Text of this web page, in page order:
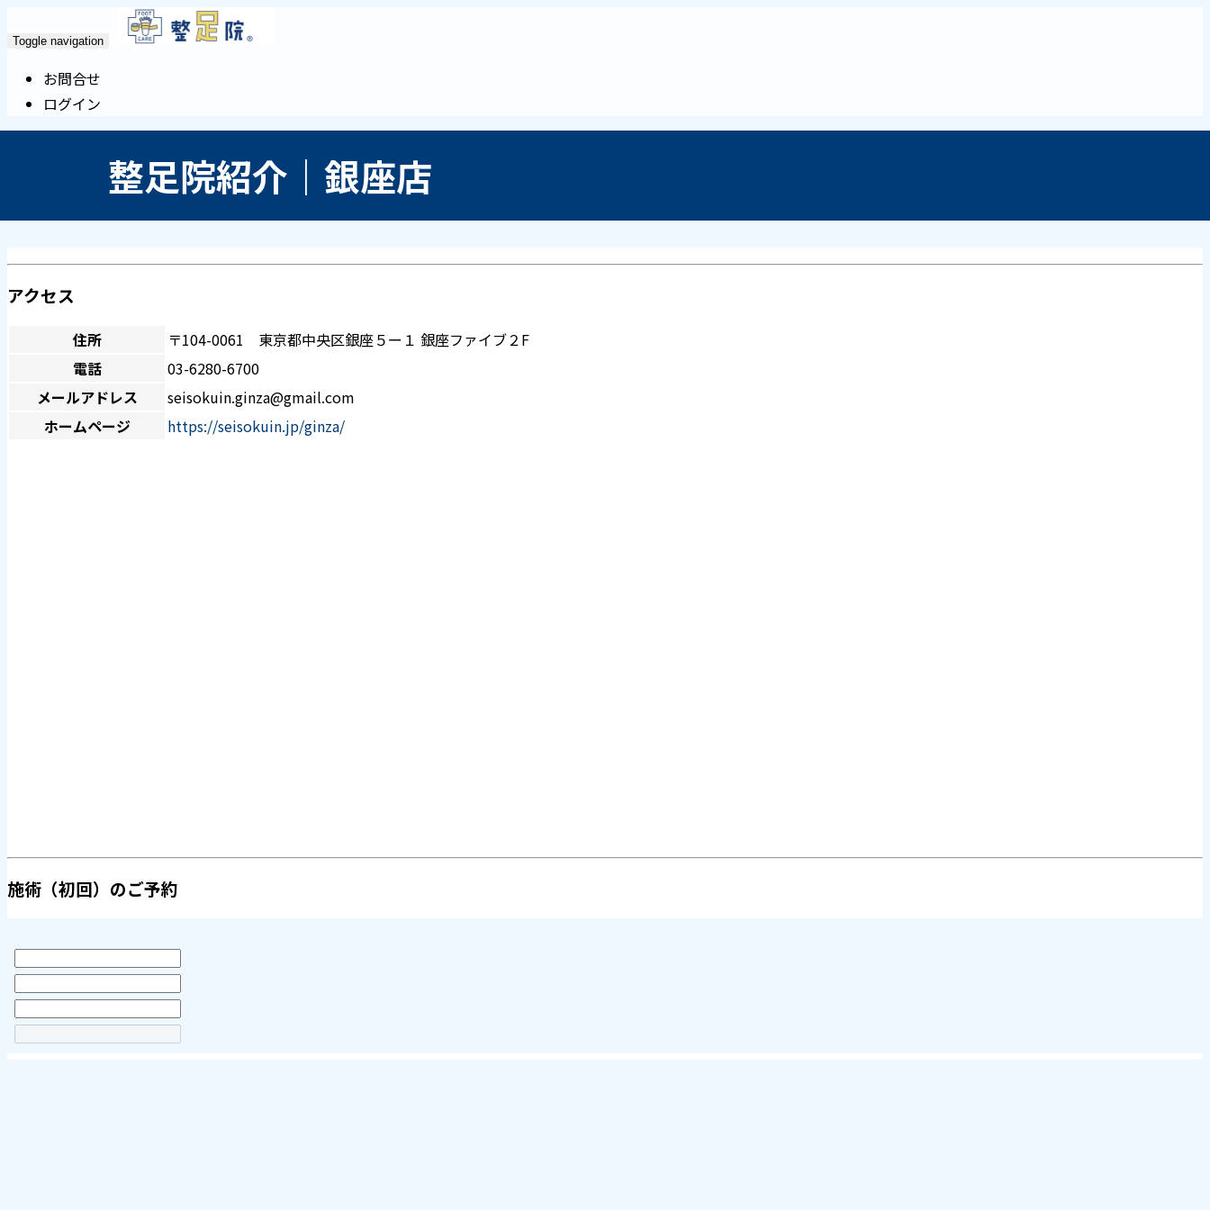
Toggle navigation
お問合せ
ログイン
整足院紹介｜銀座店
アクセス
住所
〒104-0061 東京都中央区銀座５ー１ 銀座ファイブ２F
電話
03-6280-6700
メールアドレス
seisokuin.ginza@gmail.com
ホームページ
https://seisokuin.jp/ginza/
施術（初回）のご予約